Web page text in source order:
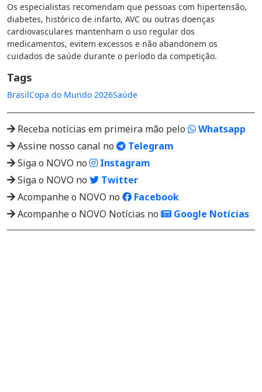
Os especialistas recomendam que pessoas com hipertensão,
diabetes, histórico de infarto, AVC ou outras doenças
cardiovasculares mantenham o uso regular dos
medicamentos, evitem excessos e não abandonem os
cuidados de saúde durante o período da competição.
Tags
BrasilCopa do Mundo 2026Saúde
Receba notícias em primeira mão pelo
Whatsapp
Assine nosso canal no
Telegram
Siga o NOVO no
Instagram
Siga o NOVO no
Twitter
Acompanhe o NOVO no
Facebook
Acompanhe o NOVO Notícias no
Google Notícias